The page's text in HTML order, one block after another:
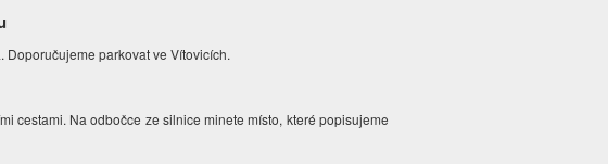
parkovat ve Vítovicích.
cestami. Na odbočce ze silnice minete místo, které popisujeme